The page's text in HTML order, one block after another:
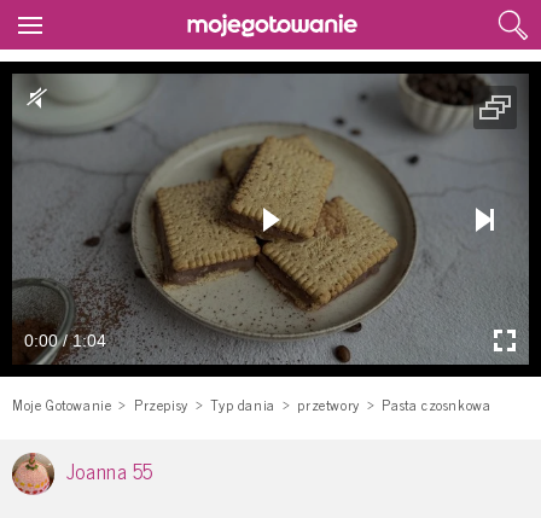
0:00 / 1:04
Moje Gotowanie Przepisy Typ dania przetwory Pasta czosnkowa
Joanna 55